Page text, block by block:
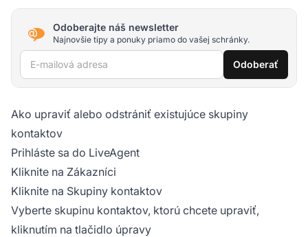
Odoberajte náš newsletter
Najnovšie tipy a ponuky priamo do vašej schránky.
E-mailová adresa Odoberať
Ako upraviť alebo odstrániť existujúce skupiny
kontaktov
Prihláste sa do LiveAgent
Kliknite na Zákazníci
Kliknite na Skupiny kontaktov
Vyberte skupinu kontaktov, ktorú chcete upraviť,
kliknutím na tlačidlo úpravy